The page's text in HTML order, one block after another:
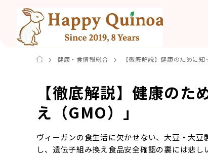
健康・食情報総合 【徹底解説】健康のために
【徹底解説】健康の
え（GMO）」
ヴィーガンの食生活に欠かせない、大豆・大
し、遺伝子組み換え食品安全確認の裏には悲